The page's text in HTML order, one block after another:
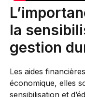
la
gestion
Les aides
économique, elles
sensibilisation et